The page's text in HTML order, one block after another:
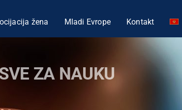
žena Mladi Evrope Kontakt
ZA NAUKU